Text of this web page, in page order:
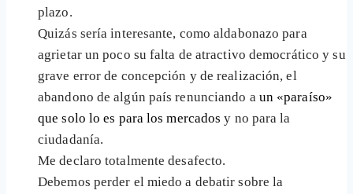
plazo.
Quizás sería interesante, como aldabonazo para
agrietar un poco su falta de atractivo democrático y su
grave error de concepción y de realización, el
abandono de algún país renunciando a un «paraíso»
que solo lo es para los mercados y no para la
ciudadanía.
Me declaro totalmente desafecto.
Debemos perder el miedo a debatir sobre la